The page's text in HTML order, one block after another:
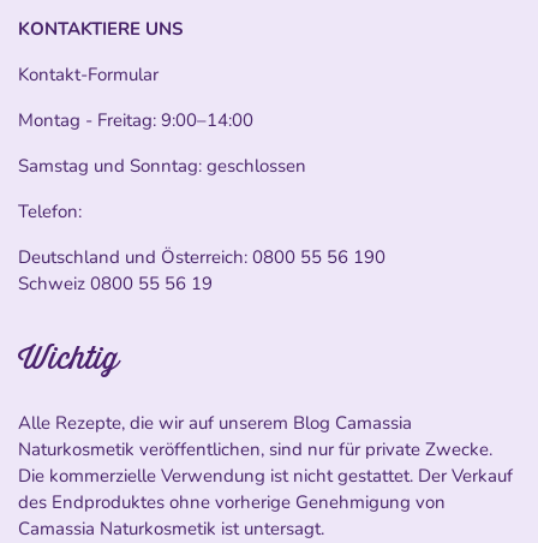
KONTAKTIERE UNS
Kontakt-Formular
Montag - Freitag: 9:00–14:00
Samstag und Sonntag: geschlossen
Telefon:
Deutschland und Österreich: 0800 55 56 190
Schweiz 0800 55 56 19
Wichtig
Alle Rezepte, die wir auf unserem Blog Camassia
Naturkosmetik veröffentlichen, sind nur für private Zwecke.
Die kommerzielle Verwendung ist nicht gestattet. Der Verkauf
des Endproduktes ohne vorherige Genehmigung von
Camassia Naturkosmetik ist untersagt.